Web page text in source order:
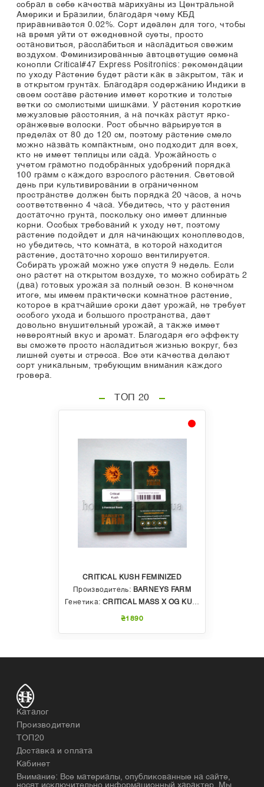
собрал в себе качества марихуаны из Центральной
Америки и Бразилии, благодаря чему КБД
приравнивается 0.02%. Сорт идеален для того, чтобы
на время уйти от ежедневной суеты, просто
остановиться, расслабиться и насладиться свежим
воздухом. Феминизированные автоцветущие семена
конопли Critical#47 Express Positronics: рекомендации
по уходу Растение будет расти как в закрытом, так и
в открытом грунтах. Благодаря содержанию Индики в
своем составе растение имеет короткие и толстые
ветки со смолистыми шишками. У растения короткие
межузловые расстояния, а на почках растут ярко-
оранжевые волоски. Рост обычно варьируется в
пределах от 80 до 120 см, поэтому растение смело
можно назвать компактным, оно подходит для всех,
кто не имеет теплицы или сада. Урожайность с
учетом грамотно подобранных удобрений порядка
100 грамм с каждого взрослого растения. Световой
день при культивировании в ограниченном
пространстве должен быть порядка 20 часов, а ночь
соответственно 4 часа. Убедитесь, что у растения
достаточно грунта, поскольку оно имеет длинные
корни. Особых требований к уходу нет, поэтому
растение подойдет и для начинающих коноплеводов,
но убедитесь, что комната, в которой находится
растение, достаточно хорошо вентилируется.
Собирать урожай можно уже спустя 9 недель. Если
оно растет на открытом воздухе, то можно собирать 2
(два) готовых урожая за полный сезон. В конечном
итоге, мы имеем практически комнатное растение,
которое в кратчайшие сроки дает урожай, не требует
особого ухода и большого пространства, дает
довольно внушительный урожай, а также имеет
невероятный вкус и аромат. Благодаря его эффекту
вы сможете просто насладиться жизнью вокруг, без
лишней суеты и стресса. Все эти качества делают
сорт уникальным, требующим внимания каждого
гровера.
ТОП 20
CRITICAL KUSH FEMINIZED
Производитель: BARNEYS FARM
Генетика: CRITICAL MASS X OG KUSH
₴1890
Каталог
Производители
ТОП20
Доставка и оплата
Кабинет
Внимание: Все материалы, опубликованные на сайте,
носят исключительно информационный характер. Мы